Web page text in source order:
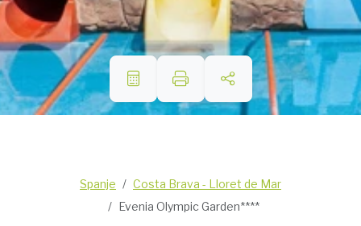
Spanje
Costa Brava - Lloret de Mar
Evenia Olympic Garden****